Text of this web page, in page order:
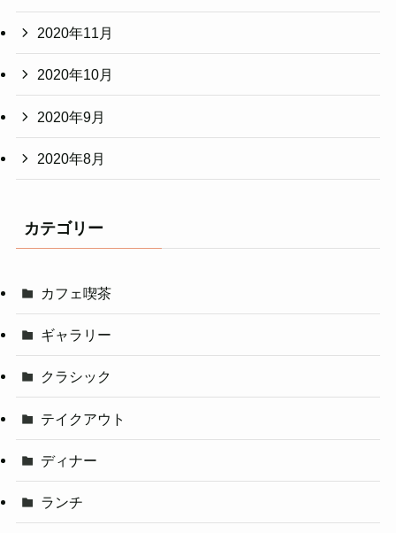
2020年11月
2020年10月
2020年9月
2020年8月
カテゴリー
カフェ喫茶
ギャラリー
クラシック
テイクアウト
ディナー
ランチ